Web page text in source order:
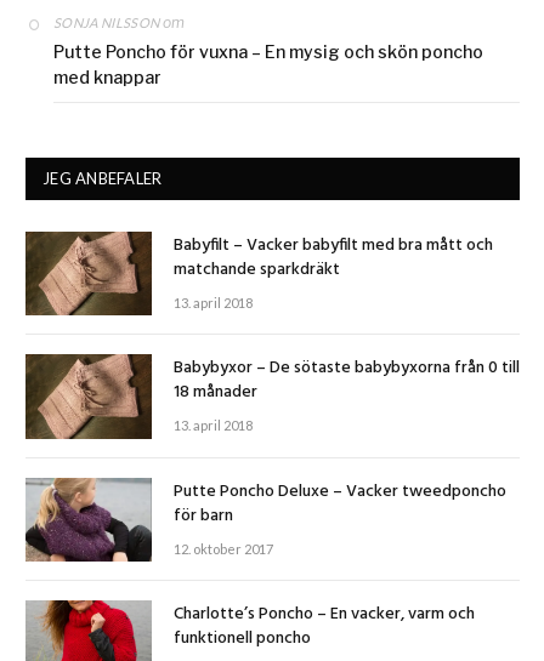
SONJA NILSSONom
Putte Poncho för vuxna – En mysig och skön poncho
med knappar
JEG ANBEFALER
Babyfilt – Vacker babyfilt med bra mått och
matchande sparkdräkt
13. april 2018
Babybyxor – De sötaste babybyxorna från 0 till
18 månader
13. april 2018
Putte Poncho Deluxe – Vacker tweedponcho
för barn
12. oktober 2017
Charlotte’s Poncho – En vacker, varm och
funktionell poncho